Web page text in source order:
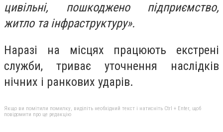
цивільні, пошкоджено підприємство,
житло та інфраструктуру».
Наразі на місцях працюють екстрені
служби, триває уточнення наслідків
нічних і ранкових ударів.
Якщо ви помітили помилку, виділіть необхідний текст і натисніть Ctrl + Enter, щоб
повідомити про це редакцію